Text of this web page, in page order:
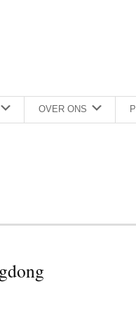
OVER ONS